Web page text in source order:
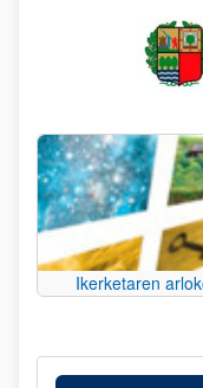
Ikerketaren